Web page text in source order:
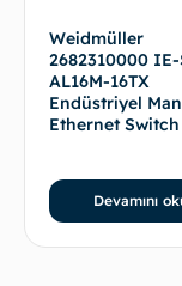
Weidmüller
2682310000 IE-
AL16M-16TX
Endüstriyel
Ethernet Switch
Devamını